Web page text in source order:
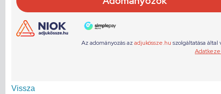
Vissza